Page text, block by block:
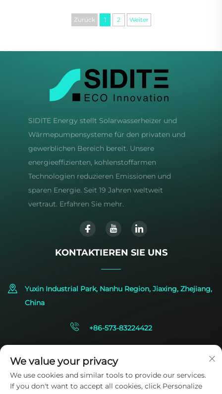
Zurück 1 2 Weiter
SIDITE Energy stellt Solarwasserheizer und
Wärmepumpensysteme für den privaten und
gewerblichen Bereich bereit. Unsere
energieeffizienten, kohlenstoffarmen
Technologien reduzieren Emissionen und
sparen Energie. Seit 19 Jahren weltweit
vertraut. Erfahren Sie mehr.
KONTAKTIEREN SIE UNS
Yuxin Industrial Park, Nanhu Region, Jiaxing, Zhejiang,
China
+86-573-83224422
We value your privacy
We use cookies and similar tools to provide our services.
If you don't want to accept all cookies, click Personalize